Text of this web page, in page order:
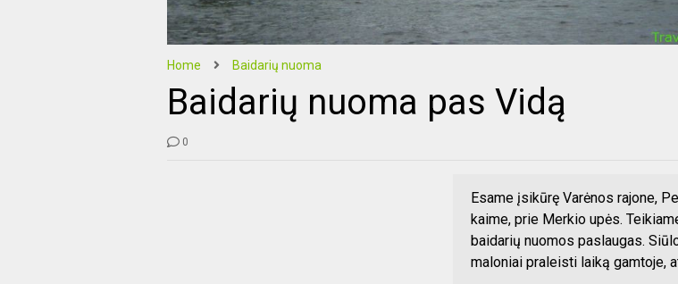
Home Baidarių nuoma
Baidarių nuoma pas Vidą
0
Esame įsikūrę Varėnos rajone,
kaime, prie Merkio upės.
baidarių nuomos paslaugas.
maloniai praleisti laiką gamtoje,